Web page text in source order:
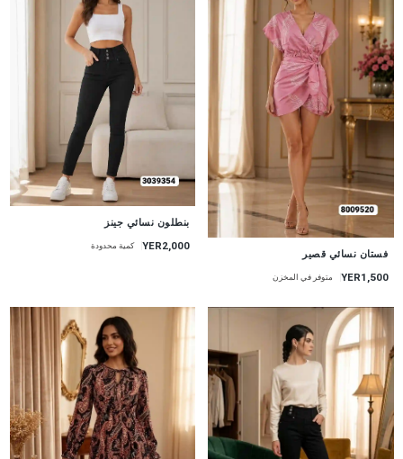
فستان نسائي قصير
YER1,500 متوفر في المخزن
بنطلون نسائي جينز
YER2,000 كمية محدودة